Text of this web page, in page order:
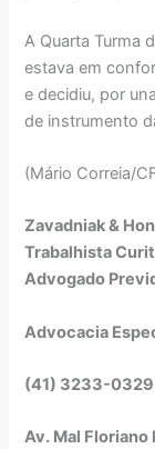
A Quarta Turma
estava em
e decidiu, por
de instrumento
(Mário Correia/
Zavadniak &
Trabalhista
Advogado
Advocacia
(41) 3233-
Av. Mal